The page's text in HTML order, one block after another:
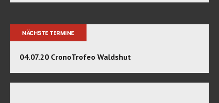
NÄCHSTE TERMINE
04.07.20 CronoTrofeo Waldshut